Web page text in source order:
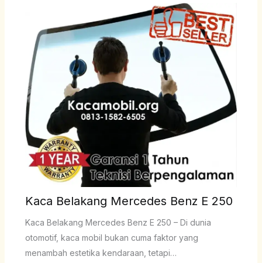
Kaca Belakang Mercedes Benz E 250
Kaca Belakang Mercedes Benz E 250 – Di dunia
otomotif, kaca mobil bukan cuma faktor yang
menambah estetika kendaraan, tetapi…